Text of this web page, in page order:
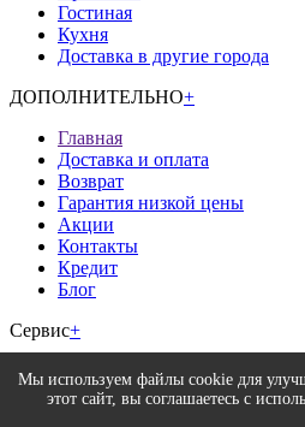
Мы используем файлы cookie для
этот сайт, вы соглашаетесь с
Гостиная
Кухня
Доставка в другие города
ДОПОЛНИТЕЛЬНО+
Главная
Доставка и оплата
Возврат
Гарантия низкой цены
Акции
Контакты
Кредит
Блог
Сервис+
Регистрация
Авторизация